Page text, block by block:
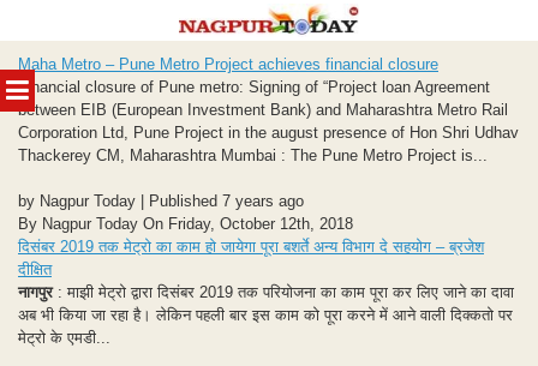
MENU
to
content
Maha Metro – Pune Metro Project achieves financial closure
Financial closure of Pune metro: Signing of “Project loan Agreement
between EIB (European Investment Bank) and Maharashtra Metro Rail
Corporation Ltd, Pune Project in the august presence of Hon Shri Udhav
Thackerey CM, Maharashtra Mumbai : The Pune Metro Project is...
by Nagpur Today | Published 7 years ago
By Nagpur Today On Friday, October 12th, 2018
दिसंबर 2019 तक मेट्रो का काम हो जायेगा पूरा बशर्ते अन्य विभाग दे सहयोग – ब्रजेश
दीक्षित
नागपुर : माझी मेट्रो द्वारा दिसंबर 2019 तक परियोजना का काम पूरा कर लिए जाने का दावा
अब भी किया जा रहा है। लेकिन पहली बार इस काम को पूरा करने में आने वाली दिक्कतो पर
मेट्रो के एमडी...